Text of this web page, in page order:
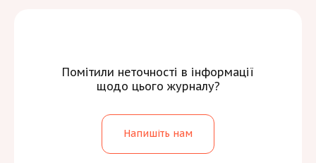
Помітили неточності в інформації
щодо цього журналу?
Напишіть нам